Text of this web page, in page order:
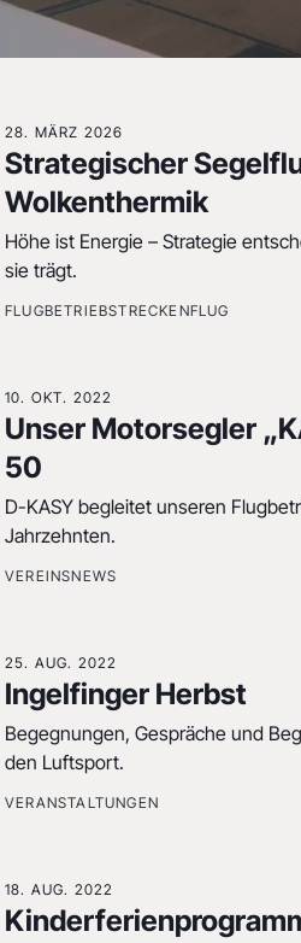
Berichte,
Vereinsnews rund
VEREINSNEWS AUSBILDUNG
FLUGBETRIEB
STRECKENFLUG
28. MÄRZ 2026
Strategischer
Wolkenthermik
Höhe ist Energie – Strategie
sie trägt.
FLUGBETRIEBSTRECKENFLUG
10. OKT. 2022
Unser Motorsegler
50
D-KASY begleitet unseren
Jahrzehnten.
VEREINSNEWS
25. AUG. 2022
Ingelfinger Herbst
Begegnungen, Gespräche und
den Luftsport.
VERANSTALTUNGEN
18. AUG. 2022